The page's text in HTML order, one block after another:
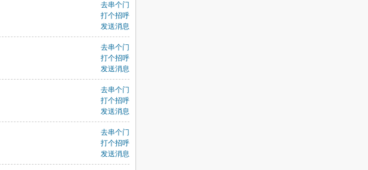
去串个门
打个招呼
发送消息
去串个门
打个招呼
发送消息
去串个门
打个招呼
发送消息
去串个门
打个招呼
发送消息